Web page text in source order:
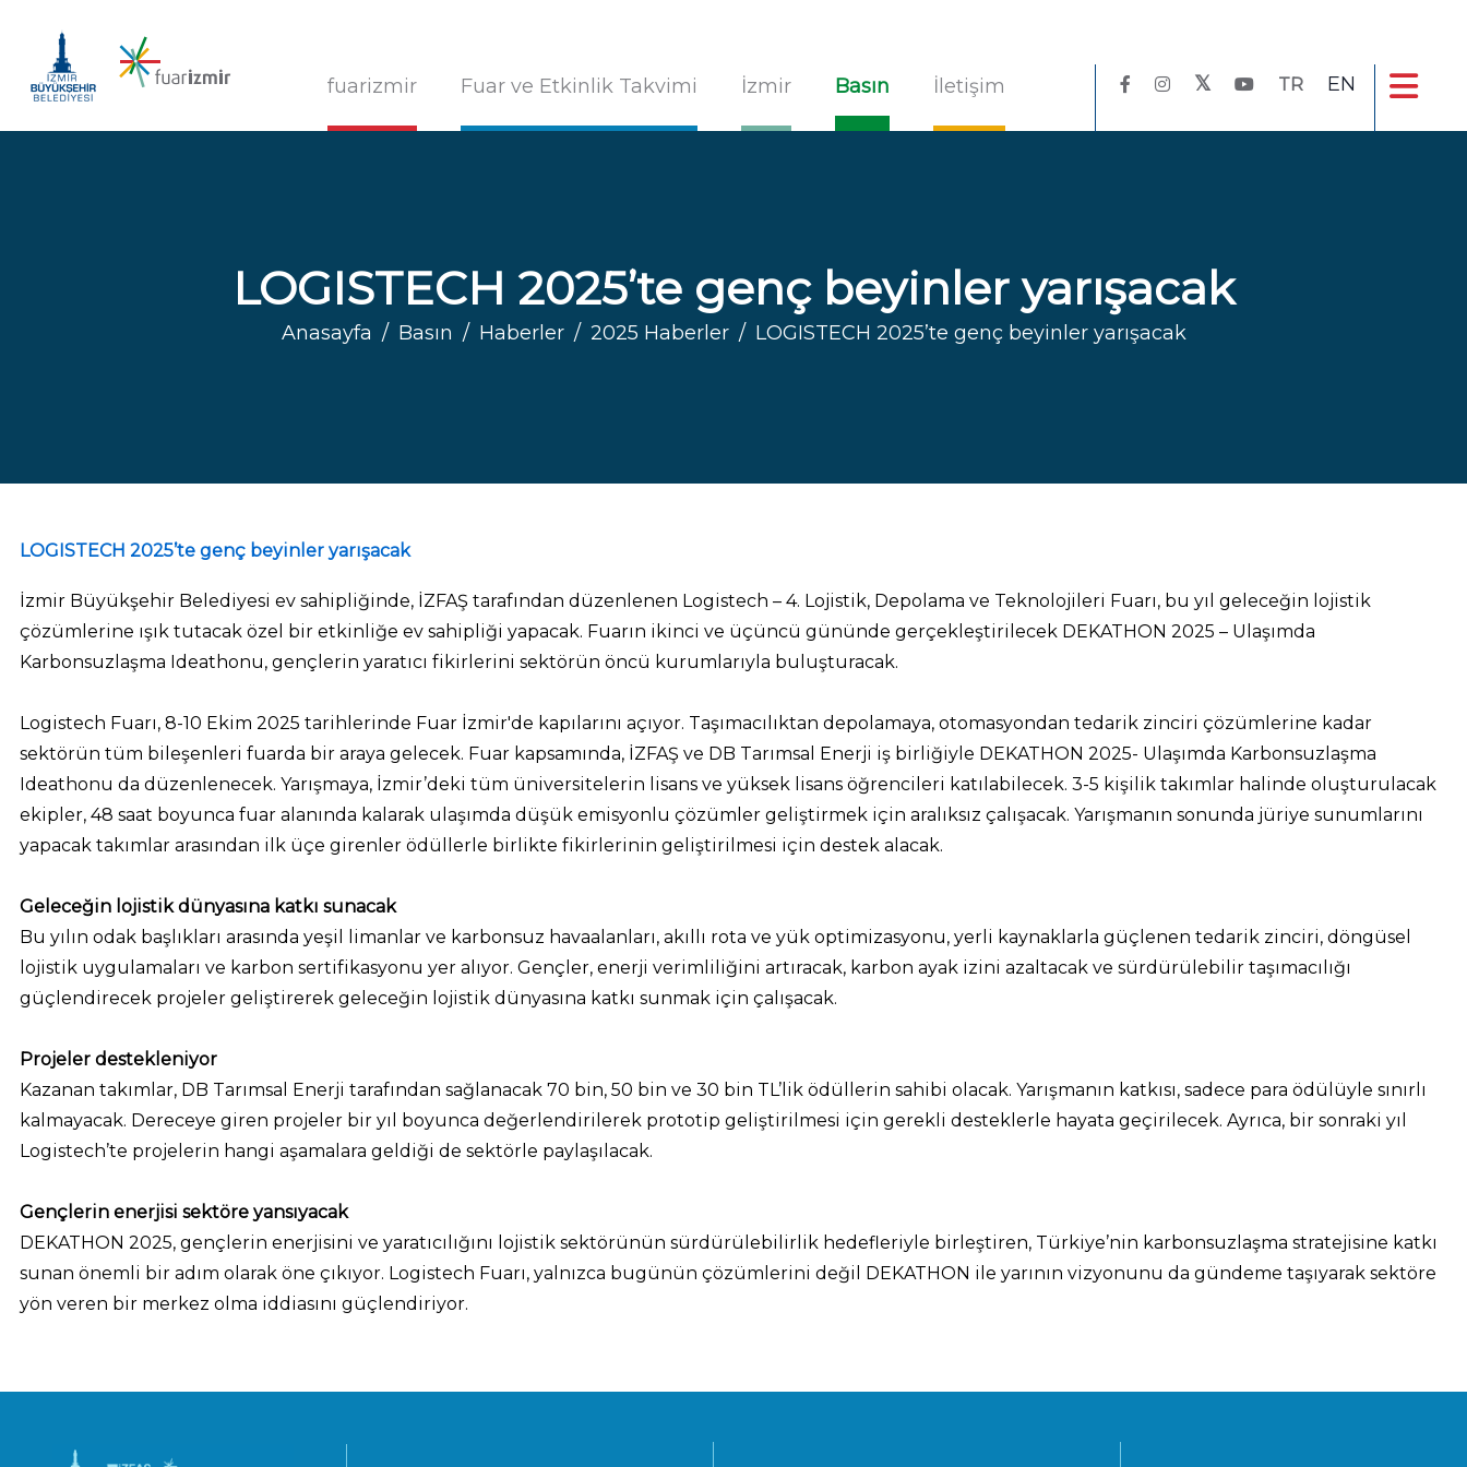
fuarizmir Fuar ve Etkinlik Takvimi İzmir Basın İletişim TR EN
LOGISTECH 2025’te genç beyinler yarışacak
Anasayfa Basın Haberler 2025 Haberler LOGISTECH 2025’te genç beyinler yarışacak
LOGISTECH 2025’te genç beyinler yarışacak
İzmir Büyükşehir Belediyesi ev sahipliğinde, İZFAŞ tarafından düzenlenen Logistech – 4. Lojistik, Depolama ve Teknolojileri Fuarı, bu yıl geleceğin lojistik
çözümlerine ışık tutacak özel bir etkinliğe ev sahipliği yapacak. Fuarın ikinci ve üçüncü gününde gerçekleştirilecek DEKATHON 2025 – Ulaşımda
Karbonsuzlaşma Ideathonu, gençlerin yaratıcı fikirlerini sektörün öncü kurumlarıyla buluşturacak.
Logistech Fuarı, 8-10 Ekim 2025 tarihlerinde Fuar İzmir'de kapılarını açıyor. Taşımacılıktan depolamaya, otomasyondan tedarik zinciri çözümlerine kadar
sektörün tüm bileşenleri fuarda bir araya gelecek. Fuar kapsamında, İZFAŞ ve DB Tarımsal Enerji iş birliğiyle DEKATHON 2025- Ulaşımda Karbonsuzlaşma
Ideathonu da düzenlenecek. Yarışmaya, İzmir’deki tüm üniversitelerin lisans ve yüksek lisans öğrencileri katılabilecek. 3-5 kişilik takımlar halinde oluşturulacak
ekipler, 48 saat boyunca fuar alanında kalarak ulaşımda düşük emisyonlu çözümler geliştirmek için aralıksız çalışacak. Yarışmanın sonunda jüriye sunumlarını
yapacak takımlar arasından ilk üçe girenler ödüllerle birlikte fikirlerinin geliştirilmesi için destek alacak.
Geleceğin lojistik dünyasına katkı sunacak
Bu yılın odak başlıkları arasında yeşil limanlar ve karbonsuz havaalanları, akıllı rota ve yük optimizasyonu, yerli kaynaklarla güçlenen tedarik zinciri, döngüsel
lojistik uygulamaları ve karbon sertifikasyonu yer alıyor. Gençler, enerji verimliliğini artıracak, karbon ayak izini azaltacak ve sürdürülebilir taşımacılığı
güçlendirecek projeler geliştirerek geleceğin lojistik dünyasına katkı sunmak için çalışacak.
Projeler destekleniyor
Kazanan takımlar, DB Tarımsal Enerji tarafından sağlanacak 70 bin, 50 bin ve 30 bin TL’lik ödüllerin sahibi olacak. Yarışmanın katkısı, sadece para ödülüyle sınırlı
kalmayacak. Dereceye giren projeler bir yıl boyunca değerlendirilerek prototip geliştirilmesi için gerekli desteklerle hayata geçirilecek. Ayrıca, bir sonraki yıl
Logistech’te projelerin hangi aşamalara geldiği de sektörle paylaşılacak.
Gençlerin enerjisi sektöre yansıyacak
DEKATHON 2025, gençlerin enerjisini ve yaratıcılığını lojistik sektörünün sürdürülebilirlik hedefleriyle birleştiren, Türkiye’nin karbonsuzlaşma stratejisine katkı
sunan önemli bir adım olarak öne çıkıyor. Logistech Fuarı, yalnızca bugünün çözümlerini değil DEKATHON ile yarının vizyonunu da gündeme taşıyarak sektöre
yön veren bir merkez olma iddiasını güçlendiriyor.